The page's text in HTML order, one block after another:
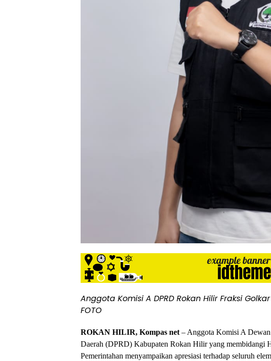
Anggota Komisi A DPRD Rokan Hilir Fraksi
FOTO
ROKAN HILIR, Kompas net – Anggota Komisi A
Daerah (DPRD) Kabupaten Rokan Hilir yang membidangi
Pemerintahan menyampaikan apresiasi terhadap seluruh